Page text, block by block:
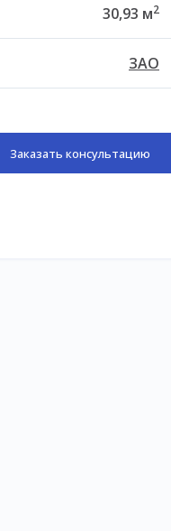
30,93 м2
ЗАО
Заказать консультацию